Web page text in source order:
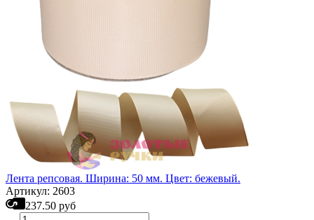
Лента репсовая. Ширина: 50 мм. Цвет: бежевый.
Артикул: 2603
237.50 руб